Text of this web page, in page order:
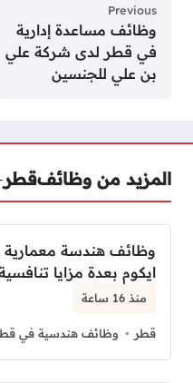
Previous
وظائف مساعدة إدارية
في قطر لدى شركة علي
بن علي للجنسين
المزيد من وظائفقطر
وظائف هندسة
ايكوم بعدة مزايا
منذ 16 ساعة
قطر وظائف هندسية في